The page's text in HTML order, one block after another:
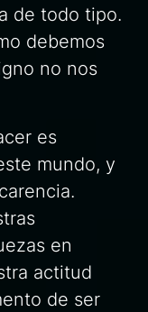
de todo tipo.
debemos
no nos
es
mundo, y
en
actitud
de ser